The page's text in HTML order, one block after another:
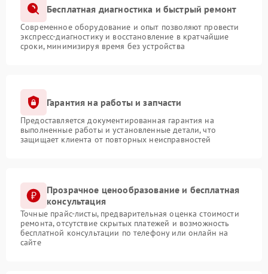
Бесплатная диагностика и быстрый ремонт
Современное оборудование и опыт позволяют провести
экспресс-диагностику и восстановление в кратчайшие
сроки, минимизируя время без устройства
Гарантия на работы и запчасти
Предоставляется документированная гарантия на
выполненные работы и установленные детали, что
защищает клиента от повторных неисправностей
Прозрачное ценообразование и бесплатная
консультация
Точные прайс-листы, предварительная оценка стоимости
ремонта, отсутствие скрытых платежей и возможность
бесплатной консультации по телефону или онлайн на
сайте